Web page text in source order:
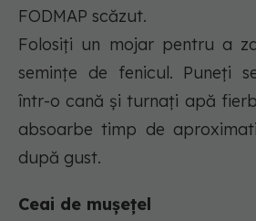
FODMAP scăzut.
Folosiți un mojar pentru a
semințe de fenicul. Puneți
într-o cană și turnați apă
absoarbe timp de
după gust.
Ceai de mușețel